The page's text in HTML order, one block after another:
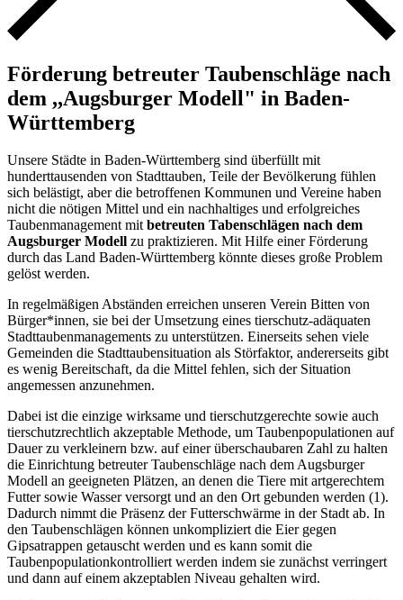
Förderung betreuter Taubenschläge nach
dem ,,Augsburger Modell" in Baden-
Württemberg
Unsere Städte in Baden-Württemberg sind überfüllt mit
hunderttausenden von Stadttauben, Teile der Bevölkerung fühlen
sich belästigt, aber die betroffenen Kommunen und Vereine haben
nicht die nötigen Mittel und ein nachhaltiges und erfolgreiches
Taubenmanagement mitbetreuten Tabenschlägen nach dem
Augsburger Modell zu praktizieren. Mit Hilfe einer Förderung
durch das Land Baden-Württemberg könnte dieses große Problem
gelöst werden.
In regelmäßigen Abständen erreichen unseren Verein Bitten von
Bürger*innen, sie bei der Umsetzung eines tierschutz-adäquaten
Stadttaubenmanagements zu unterstützen. Einerseits sehen viele
Gemeinden die Stadttaubensituation als Störfaktor, andererseits gibt
es wenig Bereitschaft, da die Mittel fehlen, sich der Situation
angemessen anzunehmen.
Dabei ist die einzige wirksame und tierschutzgerechte sowie auch
tierschutzrechtlich akzeptable Methode, um Taubenpopulationen auf
Dauer zu verkleinern bzw. auf einer überschaubaren Zahl zu halten
die Einrichtung betreuter Taubenschläge nach dem Augsburger
Modell an geeigneten Plätzen, an denen die Tiere mit artgerechtem
Futter sowie Wasser versorgt und an den Ort gebunden werden (1).
Dadurch nimmt die Präsenz der Futterschwärme in der Stadt ab. In
den Taubenschlägen können unkompliziert die Eier gegen
Gipsatrappen getauscht werden und es kann somit die
Taubenpopulationkontrolliert werden indem sie zunächst verringert
und dann auf einem akzeptablen Niveau gehalten wird.